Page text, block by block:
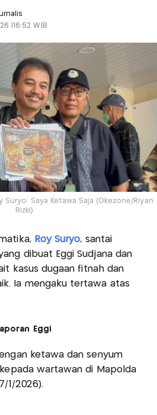
|16:52 WIB
Suryo: Saya Ketawa Saja (Okezone/Riyan
Rizki)
Roy Suryo, santai
dibuat Eggi Sudjana dan
kasus dugaan fitnah dan
Ia mengaku tertawa atas
Eggi
ketawa dan senyum
wartawan di Mapolda
1/2026).